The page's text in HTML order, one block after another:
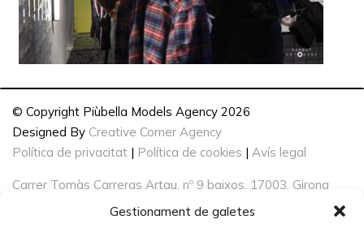
Gestionament de galetes
© Copyright Piùbella Models Agency 2026
Designed By Creative Corner Agency
Política de privacitat | Política de cookies | Avís legal
Carrer Tomàs Carreras Artau, nº 9 baixos, 17003, Girona